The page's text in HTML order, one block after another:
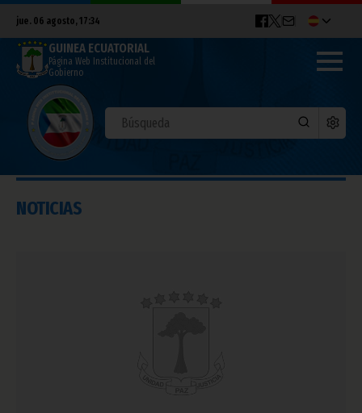
jue. 06 agosto, 17:34
GUINEA ECUATORIAL
Página Web Institucional del
Gobierno
NOTICIAS